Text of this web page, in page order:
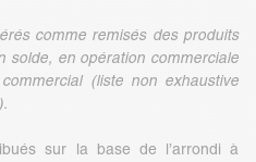
comme remisés des produits
solde, en opération commerciale
(liste non exhaustive
sur la base de l’arrondi à